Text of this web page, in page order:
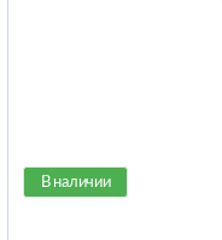
В наличии